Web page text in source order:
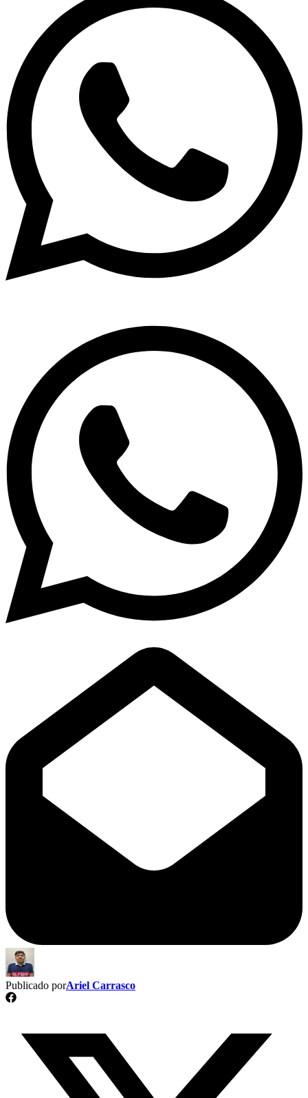
Publicado porAriel Carrasco